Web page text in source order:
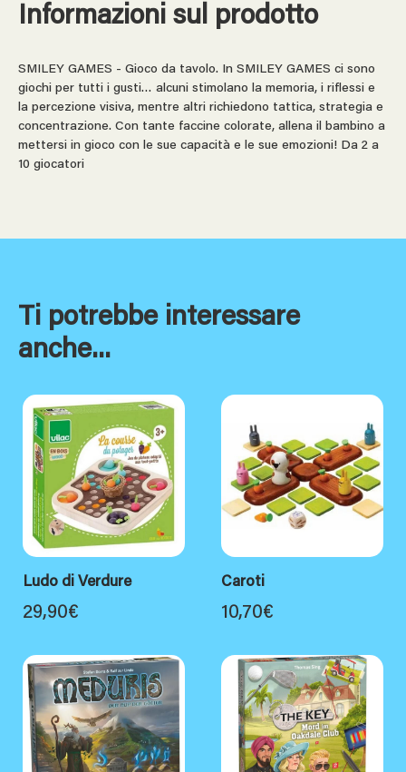
Informazioni sul prodotto
SMILEY GAMES - Gioco da tavolo. In SMILEY GAMES ci sono
giochi per tutti i gusti… alcuni stimolano la memoria, i riflessi e
la percezione visiva, mentre altri richiedono tattica, strategia e
concentrazione. Con tante faccine colorate, allena il bambino a
mettersi in gioco con le sue capacità e le sue emozioni! Da 2 a
10 giocatori
Ti potrebbe interessare
anche...
Ludo di Verdure
29,90€
Caroti
10,70€